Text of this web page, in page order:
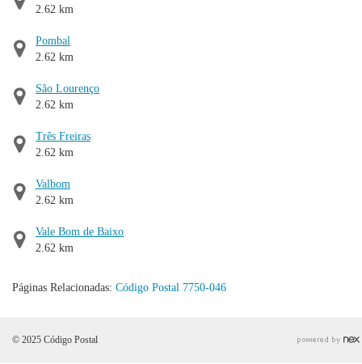
2.62 km
Pombal
2.62 km
São Lourenço
2.62 km
Três Freiras
2.62 km
Valbom
2.62 km
Vale Bom de Baixo
2.62 km
Páginas Relacionadas: Código Postal 7750-046
© 2025 Código Postal